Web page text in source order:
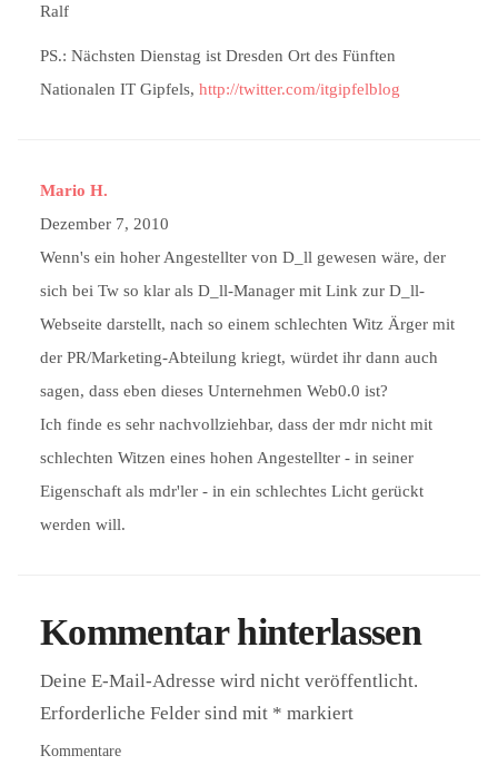
Ralf
PS.: Nächsten Dienstag ist Dresden Ort des Fünften
Nationalen IT Gipfels, http://twitter.com/itgipfelblog
Mario H.
Dezember 7, 2010
Wenn's ein hoher Angestellter von D_ll gewesen wäre, der
sich bei Tw so klar als D_ll-Manager mit Link zur D_ll-
Webseite darstellt, nach so einem schlechten Witz Ärger mit
der PR/Marketing-Abteilung kriegt, würdet ihr dann auch
sagen, dass eben dieses Unternehmen Web0.0 ist?
Ich finde es sehr nachvollziehbar, dass der mdr nicht mit
schlechten Witzen eines hohen Angestellter - in seiner
Eigenschaft als mdr'ler - in ein schlechtes Licht gerückt
werden will.
Kommentar hinterlassen
Deine E-Mail-Adresse wird nicht veröffentlicht.
Erforderliche Felder sind mit * markiert
Kommentare